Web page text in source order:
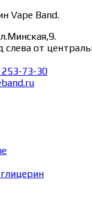
Vape Band.
слева от
73-30